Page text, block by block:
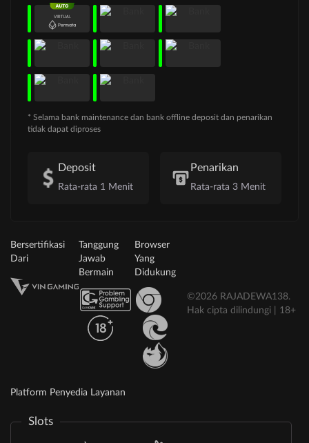
* Selama bank maintenance dan bank offline deposit dan penarikan
tidak dapat diproses
Deposit
Rata-rata 1 Menit
Penarikan
Rata-rata 3 Menit
Bersertifikasi
Dari
Tanggung
Jawab
Bermain
Browser
Yang
Didukung
©2026 RAJADEWA138.
Hak cipta dilindungi | 18+
Platform Penyedia Layanan
Slots